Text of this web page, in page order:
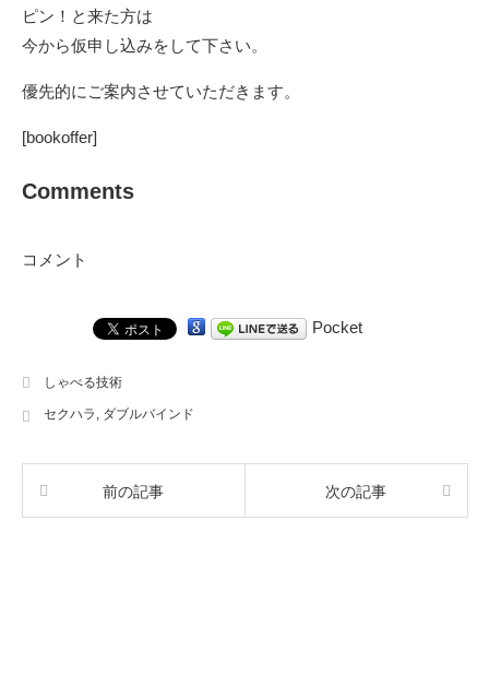
ピン！と来た方は
今から仮申し込みをして下さい。
優先的にご案内させていただきます。
[bookoffer]
Comments
コメント
Pocket
しゃべる技術
セクハラ ダブルバインド
前の記事 次の記事